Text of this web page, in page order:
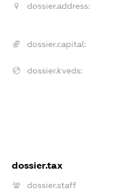
dossier.address:
dossier.capital:
dossier.kveds:
dossier.tax
dossier.staff